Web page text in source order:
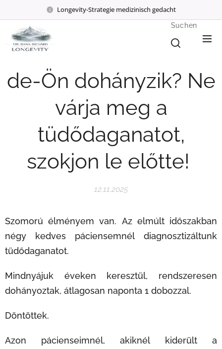
Longevity-Strategie medizinisch gedacht
Suchen
de-Ön dohányzik? Ne
várja meg a
tüdődaganatot,
szokjon le előtte!
12.11.2025
Szomorú élményem van. Az elmúlt időszakban
négy kedves páciensemnél diagnosztizáltunk
tüdődaganatot.
Mindnyájuk éveken keresztül, rendszeresen
dohányoztak, átlagosan naponta 1 dobozzal.
Döntöttek.
Azon pácienseimnél, akiknél kiderült a